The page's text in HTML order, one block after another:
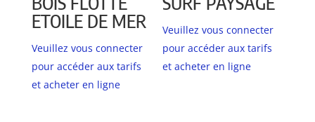
ETOILE DE MER
Veuillez vous connecter
pour accéder aux tarifs
et acheter en ligne
Veuillez vous connecter
pour accéder aux tarifs
et acheter en ligne